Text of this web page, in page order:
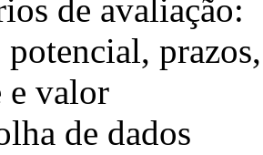
de avaliação:
e valor
de dados